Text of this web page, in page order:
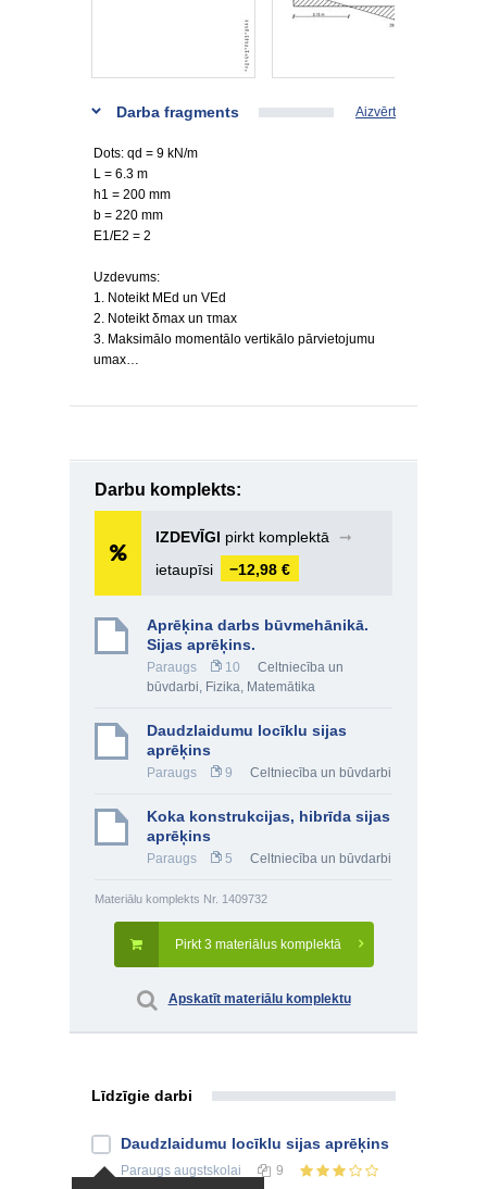
Darba fragments Aizvērt
Dots: qd = 9 kN/m
L = 6.3 m
h1 = 200 mm
b = 220 mm
E1/E2 = 2
Uzdevums:
1. Noteikt MEd un VEd
2. Noteikt δmax un τmax
3. Maksimālo momentālo vertikālo pārvietojumu
umax…
Darbu komplekts:
IZDEVĪGI pirkt komplektā
➞
ietaupīsi
−12,98 €
Aprēķina darbs būvmehānikā.
Sijas aprēķins.
Paraugs 10
Celtniecība un
būvdarbi, Fizika, Matemātika
Daudzlaidumu locīklu sijas
aprēķins
Paraugs 9 Celtniecība un būvdarbi
Koka konstrukcijas, hibrīda sijas
aprēķins
Paraugs 5 Celtniecība un būvdarbi
Materiālu komplekts Nr. 1409732
Pirkt 3 materiālus komplektā
Apskatīt materiālu komplektu
Līdzīgie darbi
Daudzlaidumu locīklu sijas aprēķins
Paraugs augstskolai 9